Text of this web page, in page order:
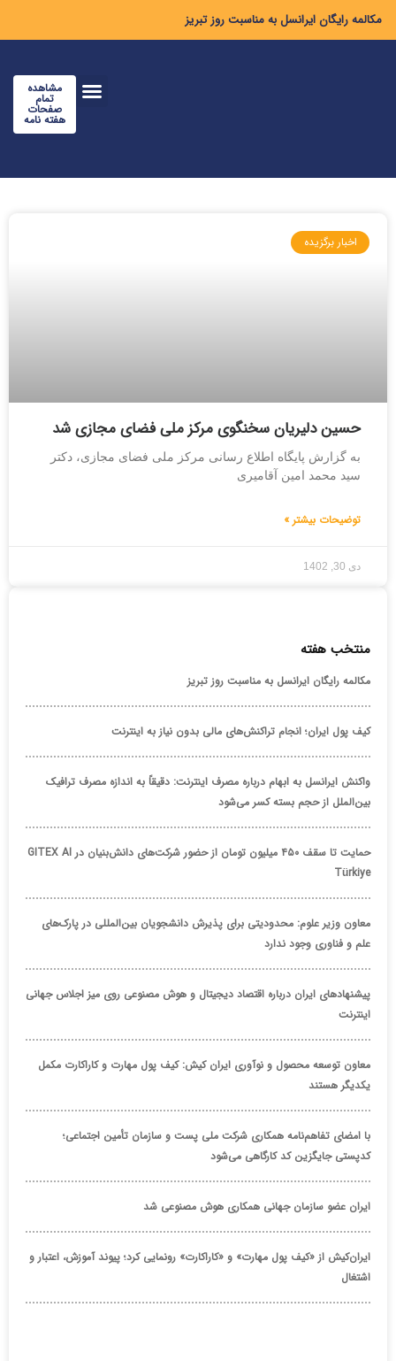
مکالمه رایگان ایرانسل به مناسبت روز تبریز
مشاهده
تمام
صفحات
هفته نامه
اخبار برگزیده
حسین دلیریان سخنگوی مرکز ملی فضای مجازی شد
به گزارش پایگاه اطلاع رسانی مرکز ملی فضای مجازی، دکتر
سید محمد امین آقامیری
توضیحات بیشتر »
دی 30, 1402
منتخب هفته
مکالمه رایگان ایرانسل به مناسبت روز تبریز
کیف پول ایران؛ انجام تراکنش‌های مالی بدون نیاز به اینترنت
واکنش ایرانسل به ابهام درباره مصرف اینترنت: دقیقاً به اندازه مصرف ترافیک
بین‌الملل از حجم بسته کسر می‌شود
حمایت تا سقف ۴۵۰ میلیون تومان از حضور شرکت‌های دانش‌بنیان در GITEX AI
Türkiye
معاون وزیر علوم: محدودیتی برای پذیرش دانشجویان بین‌المللی در پارک‌های
علم و فناوری وجود ندارد
پیشنهادهای ایران درباره اقتصاد دیجیتال و هوش مصنوعی روی میز اجلاس جهانی
اینترنت
معاون توسعه محصول و نوآوری ایران کیش: کیف پول مهارت و کاراکارت مکمل
یکدیگر هستند
با امضای تفاهم‌نامه همکاری شرکت ملی پست و سازمان تأمین اجتماعی؛
کدپستی جایگزین کد کارگاهی می‌شود
ایران عضو سازمان جهانی همکاری هوش مصنوعی شد
ایران‌کیش از «کیف پول مهارت» و «کاراکارت» رونمایی کرد؛ پیوند آموزش، اعتبار و
اشتغال